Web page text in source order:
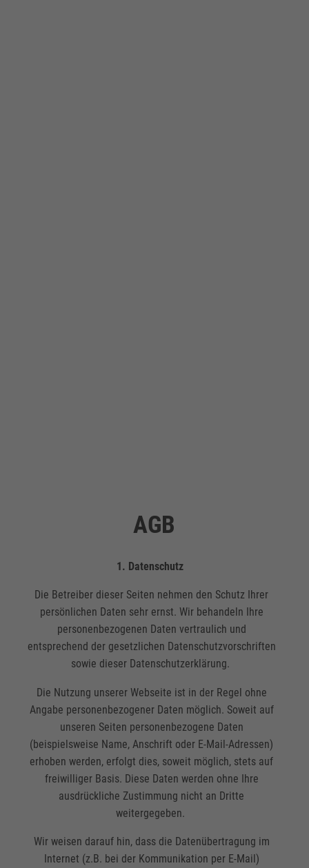
AGB
1. Datenschutz
Die Betreiber dieser Seiten nehmen den Schutz Ihrer
persönlichen Daten sehr ernst. Wir behandeln Ihre
personenbezogenen Daten vertraulich und
entsprechend der gesetzlichen Datenschutzvorschriften
sowie dieser Datenschutzerklärung.
Die Nutzung unserer Webseite ist in der Regel ohne
Angabe personenbezogener Daten möglich. Soweit auf
unseren Seiten personenbezogene Daten
(beispielsweise Name, Anschrift oder E-Mail-Adressen)
erhoben werden, erfolgt dies, soweit möglich, stets auf
freiwilliger Basis. Diese Daten werden ohne Ihre
ausdrückliche Zustimmung nicht an Dritte
weitergegeben.
Wir weisen darauf hin, dass die Datenübertragung im
Internet (z.B. bei der Kommunikation per E-Mail)